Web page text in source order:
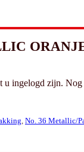
ingelogd zijn. Nog
No. 36 Metallic/